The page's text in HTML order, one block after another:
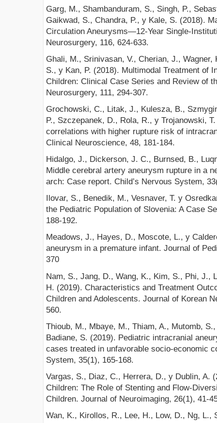
Garg, M., Shambanduram, S., Singh, P.,
Gaikwad, S., Chandra, P., y Kale, S. (2018).
Circulation Aneurysms—12-Year Single-
Neurosurgery, 116, 624-633.
Ghali, M., Srinivasan, V., Cherian, J.,
S., y Kan, P. (2018). Multimodal Treatment of
Children: Clinical Case Series and Review of
Neurosurgery, 111, 294-307.
Grochowski, C., Litak, J., Kulesza, B.,
P., Szczepanek, D., Rola, R., y Trojanowski,
correlations with higher rupture risk of
Clinical Neuroscience, 48, 181-184.
Hidalgo, J., Dickerson, J. C., Burnsed, B.,
Middle cerebral artery aneurysm rupture in a
arch: Case report. Child’s Nervous System,
Ilovar, S., Benedik, M., Vesnaver, T. y
the Pediatric Population of Slovenia: A Case
188-192.
Meadows, J., Hayes, D., Moscote, L., y
aneurysm in a premature infant. Journal of
370
Nam, S., Jang, D., Wang, K., Kim, S., Phi, J.,
H. (2019). Characteristics and Treatment
Children and Adolescents. Journal of Korean
560.
Thioub, M., Mbaye, M., Thiam, A., Mutomb,
Badiane, S. (2019). Pediatric intracranial
cases treated in unfavorable socio-economic
System, 35(1), 165-168.
Vargas, S., Diaz, C., Herrera, D., y Dublin, A.
Children: The Role of Stenting and Flow-
Children. Journal of Neuroimaging, 26(1), 41-
Wan, K., Kirollos, R., Lee, H., Low, D., Ng, L.,